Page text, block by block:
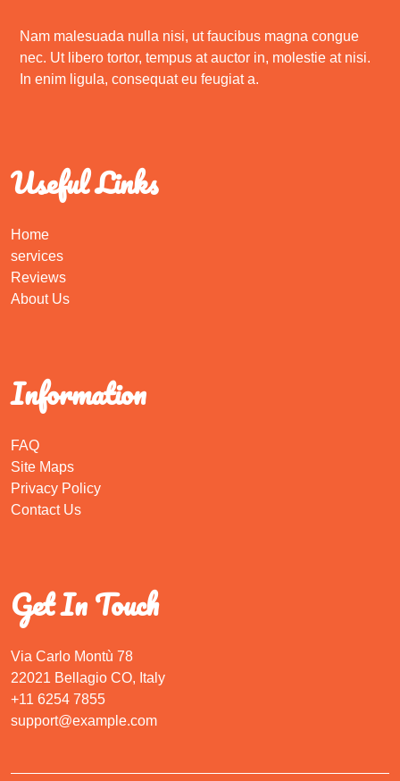
Nam malesuada nulla nisi, ut faucibus magna congue
nec. Ut libero tortor, tempus at auctor in, molestie at nisi.
In enim ligula, consequat eu feugiat a.
Useful Links
Home
services
Reviews
About Us
Information
FAQ
Site Maps
Privacy Policy
Contact Us
Get In Touch
Via Carlo Montù 78
22021 Bellagio CO, Italy
+11 6254 7855
support@example.com